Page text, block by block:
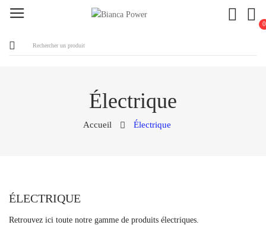
0
Électrique
Accueil Électrique
ÉLECTRIQUE
Retrouvez ici toute notre gamme de produits électriques.